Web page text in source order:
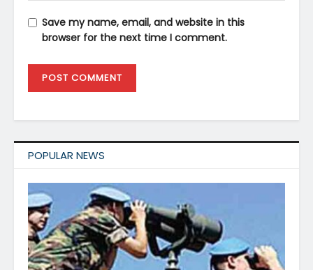
Save my name, email, and website in this
browser for the next time I comment.
POPULAR NEWS